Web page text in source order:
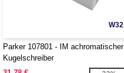
W32
Parker 107801 - IM achromatischer
Kugelschreiber